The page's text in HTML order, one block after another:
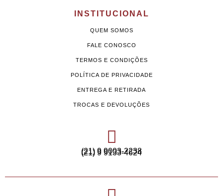
INSTITUCIONAL
QUEM SOMOS
FALE CONOSCO
TERMOS E CONDIÇÕES
POLÍTICA DE PRIVACIDADE
ENTREGA E RETIRADA
TROCAS E DEVOLUÇÕES
(21) 9 9003-2238
(21) 9 9133-4624